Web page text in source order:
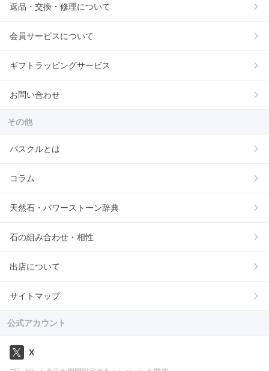
返品・交換・修理について
会員サービスについて
ギフトラッピングサービス
お問い合わせ
その他
パスクルとは
コラム
天然石・パワーストーン辞典
石の組み合わせ・相性
出店について
サイトマップ
公式アカウント
X